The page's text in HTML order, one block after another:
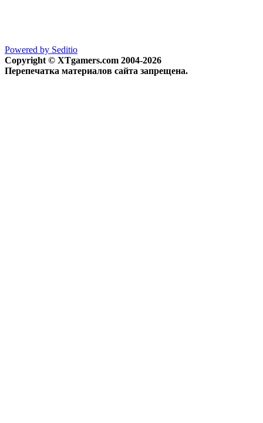
Powered by Seditio
Copyright © XTgamers.com 2004-2026
Перепечатка материалов сайта запрещена.